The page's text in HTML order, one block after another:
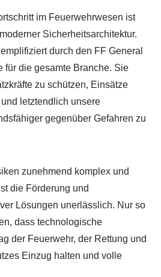
im Feuerwehrwesen ist
Sicherheitsarchitektur.
durch den FF General
für die gesamte Branche. Sie
zu schützen, Einsätze
letztendlich unsere
gegenüber Gefahren zu
zunehmend komplex und
die Förderung und
Lösungen unerlässlich. Nur so
dass technologische
der Feuerwehr, der Rettung und
Einzug halten und volle